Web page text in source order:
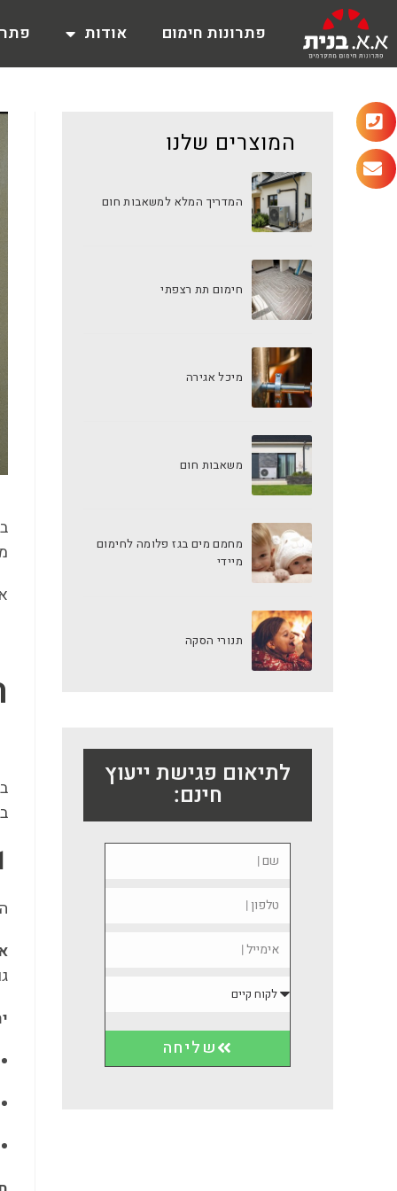
פתרונות חימום אודות
1.
המוצרים שלנו
המדריך המלא למשאבות חום
חימום תת רצפתי
מיכל אגירה
משאבות חום
מחמם מים בגז פלומה לחימום
מיידי
תנורי הסקה
לתיאום פגישת ייעוץ
חינם:
שליחה